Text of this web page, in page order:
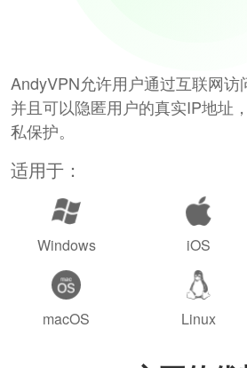
AndyVPN允许用户通过互联网访
并且可以隐匿用户的真实IP地址
私保护。
适用于：
Windows iOS
macOS Linux